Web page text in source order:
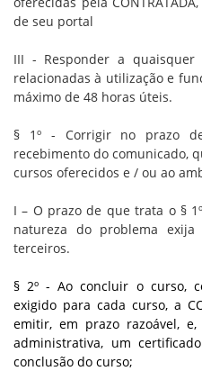
de seu portal
III - Responder a quaisquer
relacionadas à utilização e
máximo de 48 horas úteis.
§ 1º - Corrigir no prazo
recebimento do comunicado,
cursos oferecidos e / ou ao
I – O prazo de que trata o §
natureza do problema
terceiros.
§ 2º - Ao concluir o curso,
exigido para cada curso, a
emitir, em prazo razoável,
administrativa, um
conclusão do curso;